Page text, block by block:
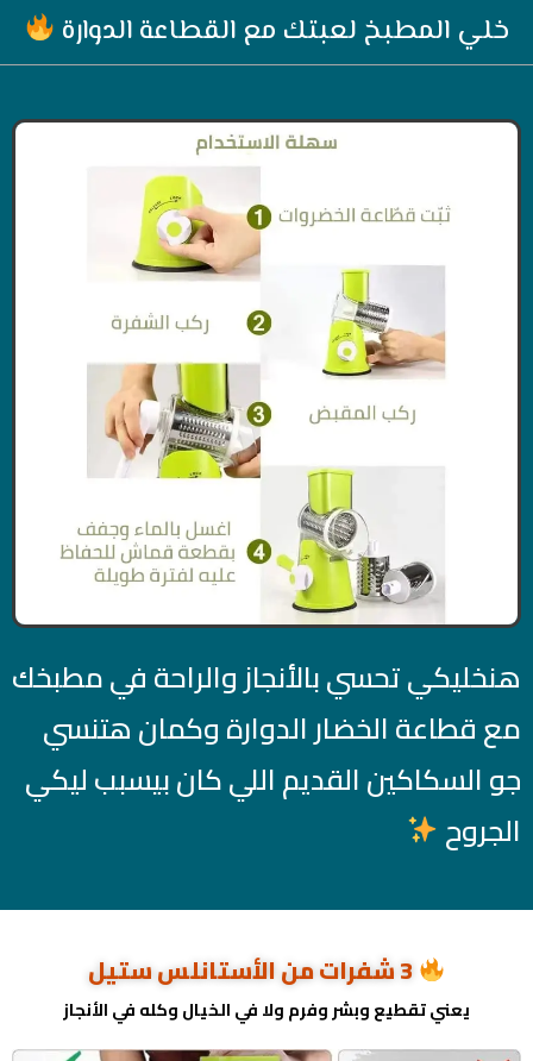
خلي المطبخ لعبتك مع القطاعة الدوارة
هنخليكي تحسي بالأنجاز والراحة في مطبخك
مع قطاعة الخضار الدوارة وكمان هتنسي
جو السكاكين القديم اللي كان بيسبب ليكي
الجروح
يعني تقطيع وبشر وفرم ولا في الخيال وكله في الأنجاز